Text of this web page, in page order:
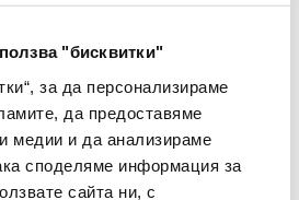
"бисквитки"
за да персонализираме
да предоставяме
медии и да анализираме
споделяме информация за
сайта ни, с
CrediGo?